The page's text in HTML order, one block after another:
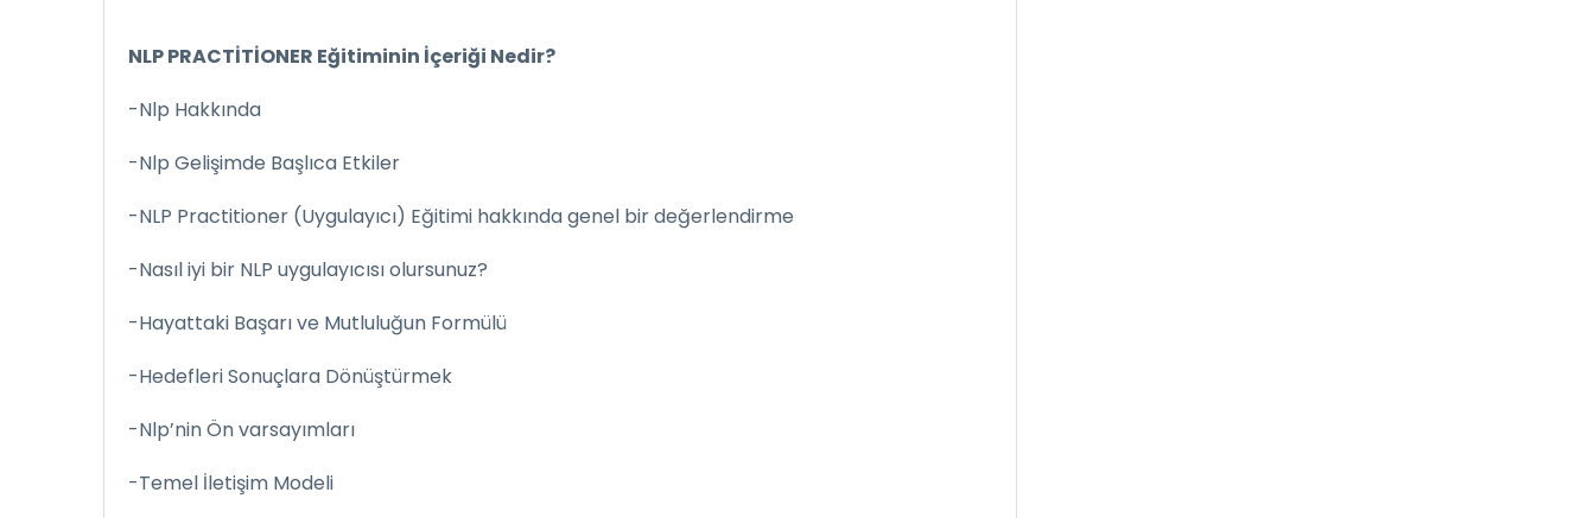
NLP PRACTİTİONER Eğitiminin İçeriği Nedir?
-Nlp Hakkında
-Nlp Gelişimde Başlıca Etkiler
-NLP Practitioner (Uygulayıcı) Eğitimi hakkında genel bir değerlendirme
-Nasıl iyi bir NLP uygulayıcısı olursunuz?
-Hayattaki Başarı ve Mutluluğun Formülü
-Hedefleri Sonuçlara Dönüştürmek
-Nlp’nin Ön varsayımları
-Temel İletişim Modeli